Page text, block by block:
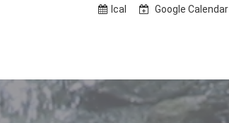
Ical Google Calendar